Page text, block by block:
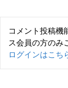
コメント投稿機
ス会員の方のみ
ログインはこち